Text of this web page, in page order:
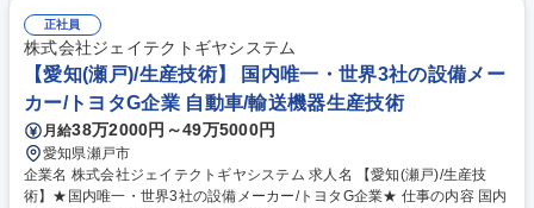
なります。 募集職種 【大阪工場】医薬品 製造オペレーター(賞与6ヶ月/年
休126日)
正社員
株式会社ジェイテクトギヤシステム
【愛知(瀬戸)/生産技術】 国内唯一・世界3社の設備メー
カー/トヨタG企業 自動車/輸送機器生産技術
月給38万2000円～49万5000円
愛知県瀬戸市
企業名 株式会社ジェイテクトギヤシステム 求人名 【愛知(瀬戸)/生産技
術】★国内唯一・世界3社の設備メーカー/トヨタG企業★ 仕事の内容 国内